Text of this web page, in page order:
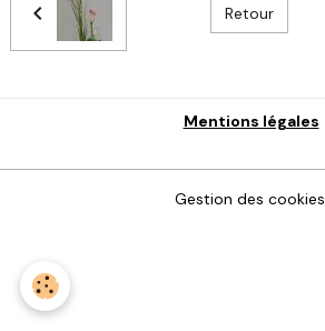
Retour
Mentions légales
Gestion des cookies